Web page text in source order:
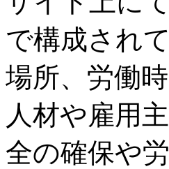
で構成され
場所、労働
人材や雇用
全の確保や